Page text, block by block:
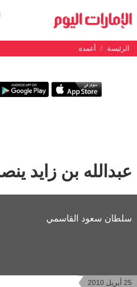
الرئيسة أعمدة
‏عبدالله بن زايد
سلطان سعود القاسمي
25 أبريل 2010